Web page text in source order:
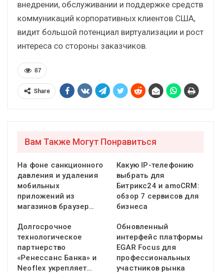
внедрении, обслуживании и поддержке средств
коммуникаций корпоративных клиентов США,
видит большой потенциал виртуализации и рост
интереса со стороны заказчиков.
87
Share
Вам Также Могут Понравиться
На фоне санкционного
давления и удаления
мобильных
приложений из
магазинов браузер…
Какую IP-телефонию
выбрать для
Битрикс24 и amoCRM:
обзор 7 сервисов для
бизнеса
Долгосрочное
технологическое
партнерство
«Ренессанс Банка» и
Neoflex укрепляет…
Обновленный
интерфейс платформы
EGAR Focus для
профессиональных
участников рынка